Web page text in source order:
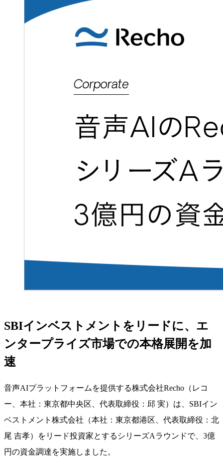
SBIインベストメントをリードに、エ
ンタープライズ市場での本格展開を加
速
音声AIプラットフォームを提供する株式会社Recho（レコ
ー、本社：東京都中央区、代表取締役：邱 実）は、SBIイン
ベストメント株式会社（本社：東京都港区、代表取締役：北
尾 吉孝）をリード投資家とするシリーズAラウンドで、3億
円の資金調達を実施しました。